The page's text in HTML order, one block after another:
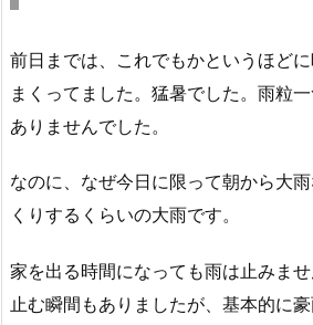
前日までは、これでもかというほど
まくってました。猛暑でした。雨粒
ありませんでした。
なのに、なぜ今日に限って朝から大
くりするくらいの大雨です。
家を出る時間になっても雨は止みま
止む瞬間もありましたが、基本的に豪